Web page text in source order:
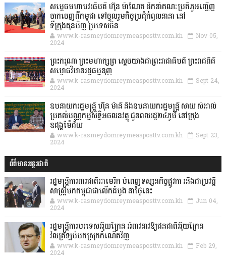
សម្តេចមហាបវរធិបតី ហ៊ុន ម៉ាណែត ដឹកនាំគណៈប្រតិភូអញ្ជើញ
ចាកចេញពីកម្ពុជា ទៅចូលរួមកិច្ចប្រជុំកំពូលនានា នៅ
ទីក្រុងគុនមិញ ប្រទេសចិន
www.k-rasmeydomreymeasposttv.com.kh Nov 05,
2024
ព្រះករុណា ព្រះមហាក្សត្រ ស្តេចយាងជាព្រះរាជាធិបតី ព្រះរាជពិធី
សម្ពោធវិមានរដ្ឋធម្មនុញ្ញ
www.k-rasmeydomreymeasposttv.com.kh Sept 24,
2024
ឧបនាយករដ្ឋមន្ដ្រី ហ៊ុន ម៉ានី និងឧបនាយករដ្ឋមន្ដ្រី សាយ សំអាល់
ប្រគល់បណ្ណកម្មសិទ្ធិអចលនវត្ថុ ជូនពលរដ្ឋ២៤ភូមិ នៅក្រុង
ឧដុង្គម៉ែជ័យ
www.k-rasmeydomreymeasposttv.com.kh Sept 23,
2024
ព័ត៌មានអន្តរជាតិ
រដ្ឋមន្រ្តីការពារជាតិអាមេរិក បំពេញទស្សនកិច្ចផ្លូវកា រនិងជាប្រវត្តិ
សាស្រ្តមកកម្ពុជាជាលើកដំបូង នាថ្ងៃនេះ
www.k-rasmeydomreymeasposttv.com.kh Jun 04,
2024
រដ្ឋមន្ត្រីការបរទេសអ៊ុយក្រែន អំពាវនាវឱ្យជនជាតិអ៊ុយក្រែន
វិលត្រឡប់មកស្រុកកំណើតវិញ
www.k-rasmeydomreymeasposttv.com.kh Feb 29,
2024